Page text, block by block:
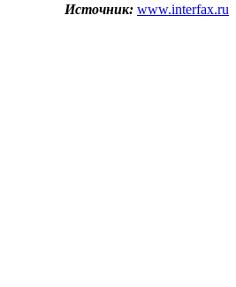
Источник: www.interfax.ru